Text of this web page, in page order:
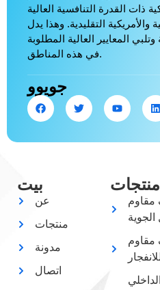
ذات القدرة التنافسية العالية
التقليدية. وهذا يدل
المعايير العالية المطلوبة
في هذه المناطق.
جويوو
بيت
عن
منتجات
مدونة
اتصال
منتجات
مقاوم
الجوية
مقاوم